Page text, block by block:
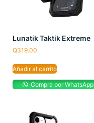
Lunatik Taktik Extreme
Q319.00
Añadir al carrito
Compra por WhatsApp